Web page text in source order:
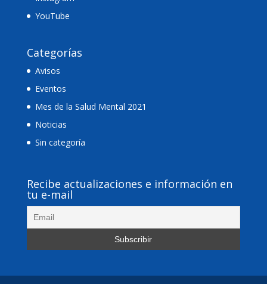
YouTube
Categorías
Avisos
Eventos
Mes de la Salud Mental 2021
Noticias
Sin categoría
Recibe actualizaciones e información en
tu e-mail